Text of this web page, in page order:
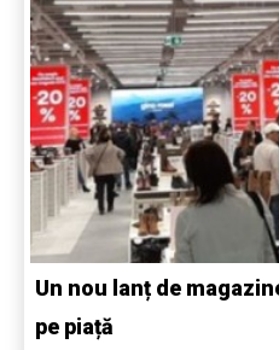
Un nou lanț de
pe piață